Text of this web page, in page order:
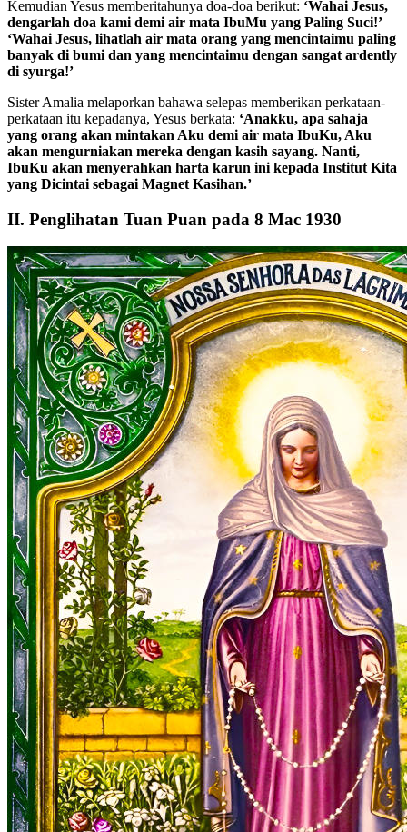
Kemudian Yesus memberitahunya doa-doa berikut: ‘Wahai Jesus,
dengarlah doa kami demi air mata IbuMu yang Paling Suci!’
‘Wahai Jesus, lihatlah air mata orang yang mencintaimu paling
banyak di bumi dan yang mencintaimu dengan sangat ardently
di syurga!’
Sister Amalia melaporkan bahawa selepas memberikan perkataan-
perkataan itu kepadanya, Yesus berkata: ‘Anakku, apa sahaja
yang orang akan mintakan Aku demi air mata IbuKu, Aku
akan mengurniakan mereka dengan kasih sayang. Nanti,
IbuKu akan menyerahkan harta karun ini kepada Institut Kita
yang Dicintai sebagai Magnet Kasihan.’
II. Penglihatan Tuan Puan pada 8 Mac 1930